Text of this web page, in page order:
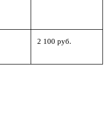
2 100 руб.